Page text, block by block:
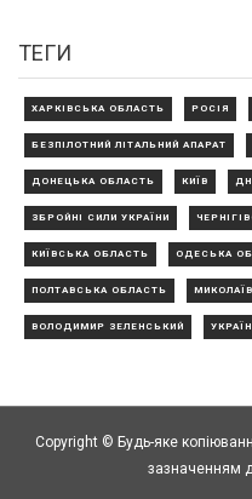
ТЕГИ
ХАРКІВСЬКА ОБЛАСТЬ РОСІЯ
БЕЗПІЛОТНИЙ ЛІТАЛЬНИЙ АПАРАТ
ДОНЕЦЬКА ОБЛАСТЬ КИЇВ
ЗБРОЙНІ СИЛИ УКРАЇНИ
КИЇВСЬКА ОБЛАСТЬ ОДЕСЬКА
ПОЛТАВСЬКА ОБЛАСТЬ
ВОЛОДИМИР ЗЕЛЕНСЬКИЙ
Copyright © Будь-яке
зазначенням